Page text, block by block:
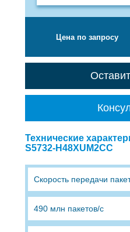
Цена по запросу
Технические
S5732-H48XUM2CC
Скорость передачи
490 млн пакетов/с